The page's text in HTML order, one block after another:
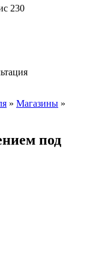
230
» Магазины »
под